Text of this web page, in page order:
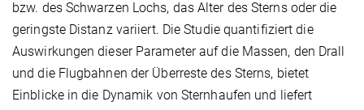
bzw. des Schwarzen Lochs, das Alter des Sterns oder die
geringste Distanz variiert. Die Studie quantifiziert die
Auswirkungen dieser Parameter auf die Massen, den Drall
und die Flugbahnen der Überreste des Sterns, bietet
Einblicke in die Dynamik von Sternhaufen und liefert